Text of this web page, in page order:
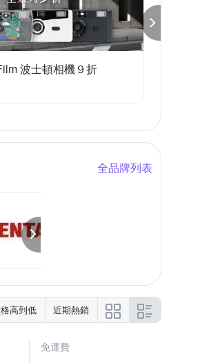
波士頓相機９折
全品牌列表
高到低 近期熱銷
免運費